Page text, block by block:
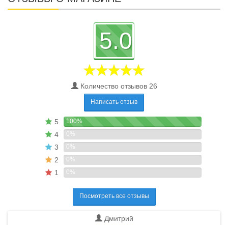
5.0
Количество отзывов 26
Написать отзыв
5 100%
4 0%
3 0%
2 0%
1 0%
Посмотреть все отзывы
Дмитрий